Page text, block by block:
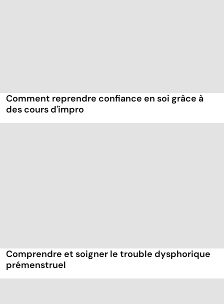
Comment reprendre confiance en soi grâce à
des cours d'impro
Comprendre et soigner le trouble dysphorique
prémenstruel